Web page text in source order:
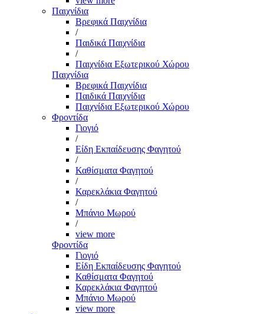
Παιχνίδια
Βρεφικά Παιχνίδια
/
Παιδικά Παιχνίδια
/
Παιχνίδια Εξωτερικού Χώρου
Παιχνίδια
Βρεφικά Παιχνίδια
Παιδικά Παιχνίδια
Παιχνίδια Εξωτερικού Χώρου
Φροντίδα
Γιογιό
/
Είδη Εκπαίδευσης Φαγητού
/
Καθίσματα Φαγητού
/
Καρεκλάκια Φαγητού
/
Μπάνιο Μωρού
/
view more
Φροντίδα
Γιογιό
Είδη Εκπαίδευσης Φαγητού
Καθίσματα Φαγητού
Καρεκλάκια Φαγητού
Μπάνιο Μωρού
view more